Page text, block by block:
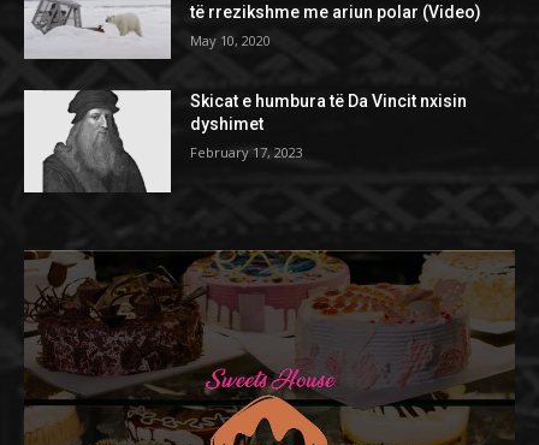
të rrezikshme me ariun polar (Video)
May 10, 2020
Skicat e humbura të Da Vincit nxisin
dyshimet
February 17, 2023